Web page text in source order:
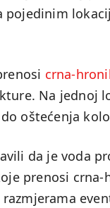
pojedinim
crna-
Na jednoj
oštećenja
da je voda
prenosi